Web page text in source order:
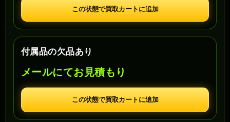
この状態で買取カートに追加
付属品の欠品あり
メールにてお見積もり
この状態で買取カートに追加